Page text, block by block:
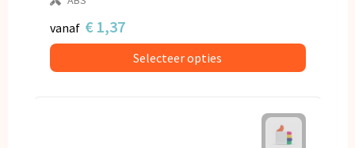
vanaf € 1,37
Selecteer opties